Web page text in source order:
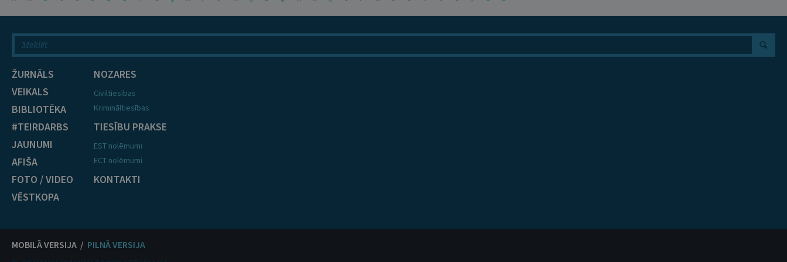
ŽURNĀLS
VEIKALS
BIBLIOTĒKA
#TEIRDARBS
JAUNUMI
AFIŠA
FOTO / VIDEO
VĒSTKOPA
NOZARES
Civiltiesības
Krimināltiesības
TIESĪBU PRAKSE
EST nolēmumi
ECT nolēmumi
KONTAKTI
MOBILĀ VERSIJA / PILNĀ VERSIJA